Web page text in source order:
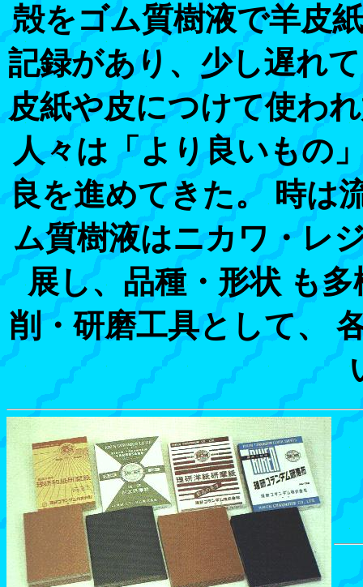
殻をゴム質樹液で羊皮
記録があり、少し遅れ
皮紙や皮につけて使わ
人々は「より良いもの
良を進めてきた。 時は
ム質樹液はニカワ・レ
展し、品種・形状 も
削・研磨工具として、